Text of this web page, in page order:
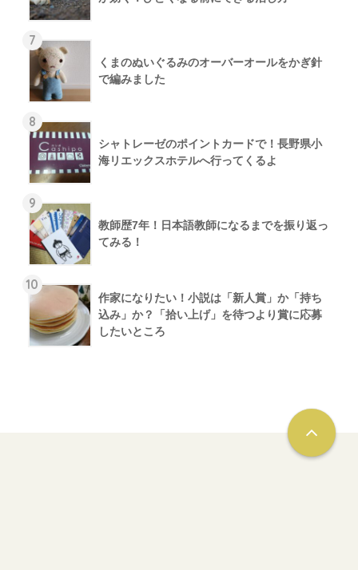
7
くまのぬいぐるみのオーバーオールをかぎ針
で編みました
8
シャトレーゼのポイントカードで！長野県小
海リエックスホテルへ行ってくるよ
9
教師歴7年！日本語教師になるまでを振り返っ
てみる！
10
作家になりたい！小説は「新人賞」か「持ち
込み」か？「拾い上げ」を待つより賞に応募
したいところ